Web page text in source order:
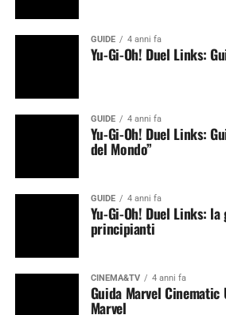
GUIDE 4 anni fa
Yu-Gi-Oh! Duel Links:
GUIDE 4 anni fa
Yu-Gi-Oh! Duel Links:
del Mondo”
GUIDE 4 anni fa
Yu-Gi-Oh! Duel Links:
principianti
CINEMA&TV 4 anni fa
Guida Marvel
Marvel